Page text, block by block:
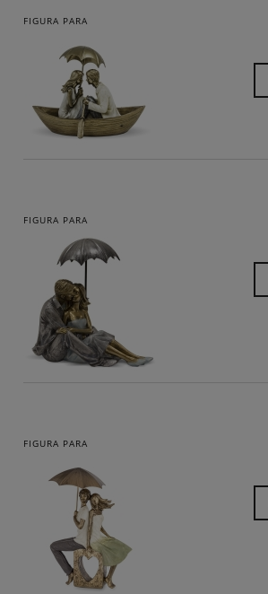
FIGURA PARA
FIGURA PARA
FIGURA PARA